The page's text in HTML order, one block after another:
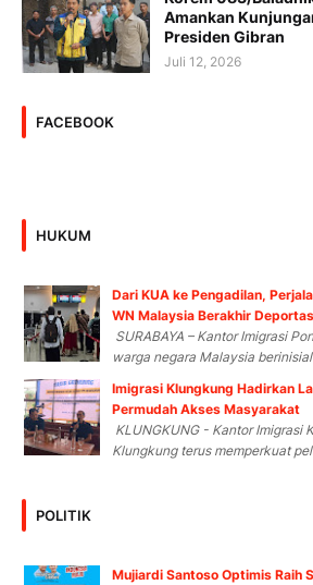
Amankan
Presiden Gibran
Juli 12, 2026
FACEBOOK
HUKUM
Dari KUA ke Pengadilan,
WN Malaysia Berakhir
SURABAYA – Kantor Imigrasi
warga negara Malaysia
Imigrasi Klungkung Hadirkan
Permudah Akses Masyarakat
KLUNGKUNG - Kantor Imigrasi
Klungkung terus memperkuat
POLITIK
Mujiardi Santoso Optimis Raih